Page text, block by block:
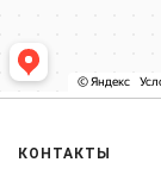
КОНТАКТЫ